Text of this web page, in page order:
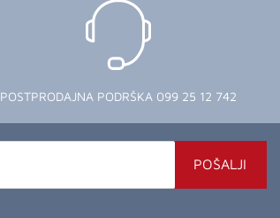
POSTPRODAJNA PODRŠKA 099 25 12 742
POŠALJI